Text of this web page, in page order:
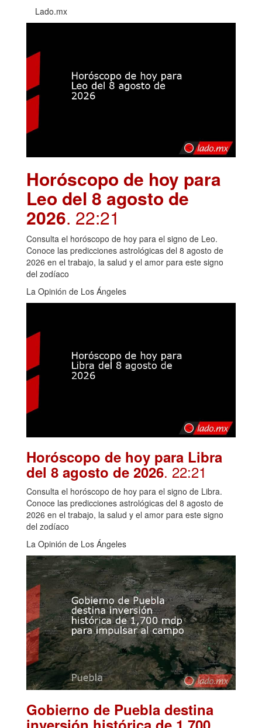
Lado.mx
Horóscopo de hoy para
Leo del 8 agosto de
2026. 22:21
Consulta el horóscopo de hoy para el signo de Leo.
Conoce las predicciones astrológicas del 8 agosto de
2026 en el trabajo, la salud y el amor para este signo
del zodíaco
La Opinión de Los Ángeles
Horóscopo de hoy para Libra
del 8 agosto de 2026. 22:21
Consulta el horóscopo de hoy para el signo de Libra.
Conoce las predicciones astrológicas del 8 agosto de
2026 en el trabajo, la salud y el amor para este signo
del zodíaco
La Opinión de Los Ángeles
Gobierno de Puebla destina